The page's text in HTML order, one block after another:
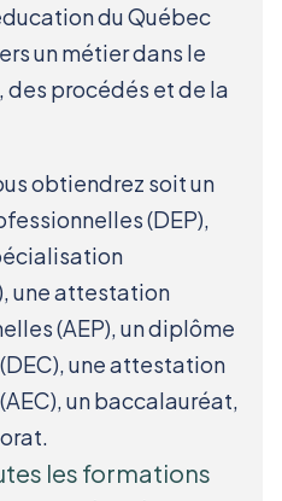
du Québec
un métier dans le
des procédés et de la
obtiendrez soit un
(DEP),
une attestation
(AEP), un diplôme
une attestation
un baccalauréat,
les formations